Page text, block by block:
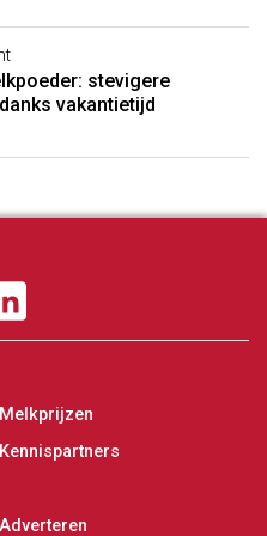
stevigere
vakantietijd
Melkprijzen
Kennispartners
Adverteren